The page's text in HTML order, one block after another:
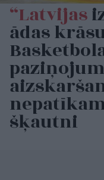
“Latvijas
ādas
šķautni